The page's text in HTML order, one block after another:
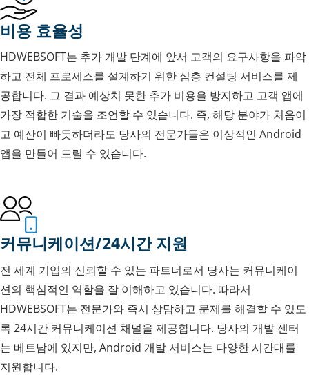
비용 효율성
HDWEBSOFT는 추가 개발 단계에 앞서 고객의 요구사항을 파악
하고 전체 프로세스를 설계하기 위한 심층 컨설팅 서비스를 제
공합니다. 그 결과 예상치 못한 추가 비용을 방지하고 고객 앱에
가장 적합한 기술을 조언할 수 있습니다. 즉, 해당 분야가 처음이
고 예산이 빠듯하더라도 당사의 전문가들은 이상적인 Android
앱을 만들어 드릴 수 있습니다.
커뮤니케이션/24시간 지원
전 세계 기업의 신뢰할 수 있는 파트너로서 당사는 커뮤니케이
션의 핵심적인 역할을 잘 이해하고 있습니다. 따라서
HDWEBSOFT는 전문가와 즉시 상담하고 문제를 해결할 수 있도
록 24시간 커뮤니케이션 채널을 제공합니다. 당사의 개발 센터
는 베트남에 있지만, Android 개발 서비스는 다양한 시간대를
지원합니다.